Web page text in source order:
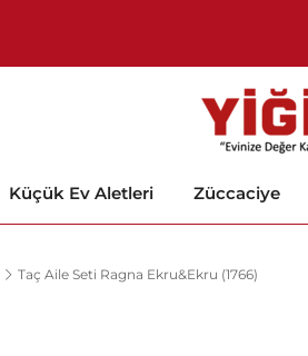
Küçük Ev Aletleri Züccaciye
Taç Aile Seti Ragna Ekru&Ekru (1766)